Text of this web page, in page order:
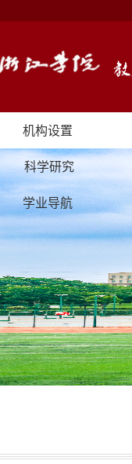
机构设置
科学研究
学业导航